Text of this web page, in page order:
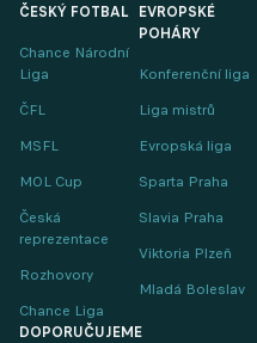
ČESKÝ FOTBAL
Chance Národní
Liga
ČFL
MSFL
MOL Cup
Česká
reprezentace
Rozhovory
Chance Liga
EVROPSKÉ
POHÁRY
Konferenční liga
Liga mistrů
Evropská liga
Sparta Praha
Slavia Praha
Viktoria Plzeň
Mladá Boleslav
DOPORUČUJEME